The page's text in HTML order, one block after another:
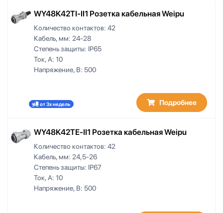
WY48K42TI-II1 Розетка кабельная Weipu
Количество контактов: 42
Кабель, мм: 24-28
Степень защиты: IP65
Ток, А: 10
Напряжение, В: 500
от 3х недель Подробнее
WY48K42TE-II1 Розетка кабельная Weipu
Количество контактов: 42
Кабель, мм: 24,5-26
Степень защиты: IP67
Ток, А: 10
Напряжение, В: 500